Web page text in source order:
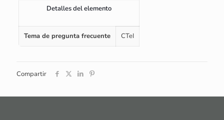
Detalles del elemento
Tema de pregunta frecuente CTeI
Compartir